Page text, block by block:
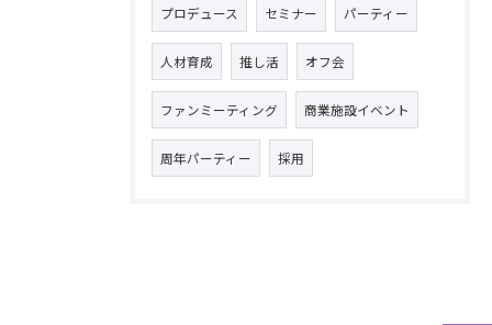
プロデュース セミナー パーティー
人材育成 推し活 オフ会
ファンミーティング 商業施設イベント
周年パーティー 採用